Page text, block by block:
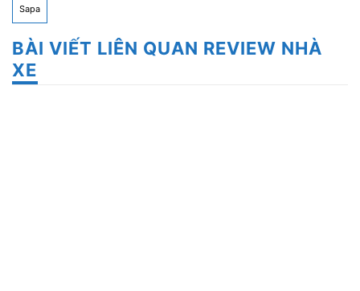
Sapa
BÀI VIẾT LIÊN QUAN REVIEW NHÀ
XE